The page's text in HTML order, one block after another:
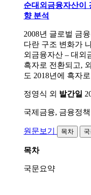
순대외금융자산이
향 분석
2008년 글로벌 금
다란 구조 변화가
외금융자산 ‒ 대외
흑자로 전환되고,
도 2018년에 흑자
정영식 외 발간일
국제금융, 금융정책
원문보기 목차
목차
국문요약